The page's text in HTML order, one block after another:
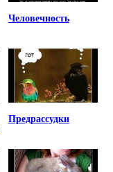
Человечность
Предрассудки